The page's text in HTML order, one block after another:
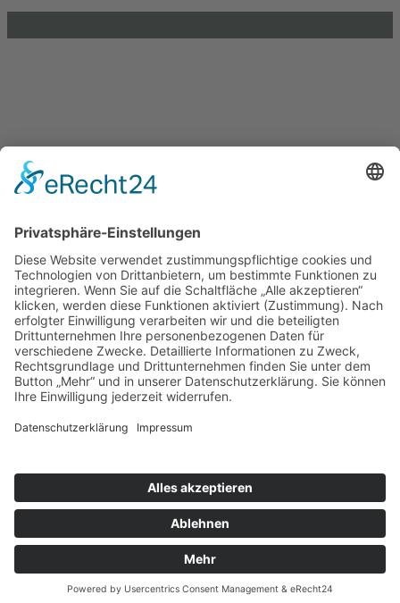
Kontakt
Impressum
Datenschutzerklärung
Barrierefreiheitserklärung
Downloads
Facebook
Instagram Vimeo Youtube
Die lkj verwendet Cookies, um die Webseite
bestmöglich an die Bedürfnisse unserer Besucher
ICH STIMME ZU
zur Datenschutzerklärung